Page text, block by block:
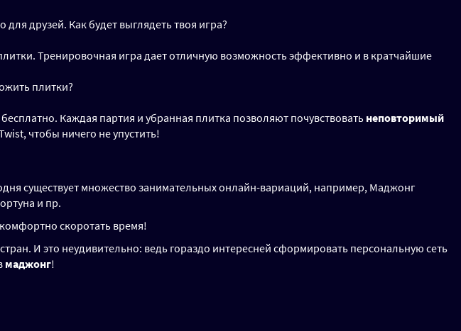
друзей. Как будет выглядеть твоя игра?
Тренировочная игра дает отличную возможность эффективно и в кратчайшие
плитки?
Каждая партия и убранная плитка позволяют почувствовать неповторимый
чтобы ничего не упустить!
существует множество занимательных онлайн-вариаций, например, Маджонг
и пр.
скоротать время!
И это неудивительно: ведь гораздо интересней сформировать персональную сеть
маджонг!